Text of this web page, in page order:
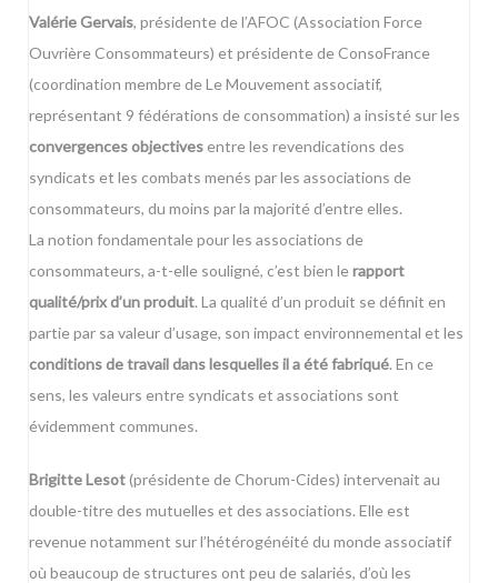
Valérie Gervais, présidente de l’AFOC (Association Force
Ouvrière Consommateurs) et présidente deConsoFrance
(coordination membre de Le Mouvement associatif,
représentant 9 fédérations de consommation) a insisté sur les
convergences objectives entre les revendications des
syndicats et les combats menés par les associations de
consommateurs, du moins par la majorité d’entre elles.
La notion fondamentale pour les associations de
consommateurs, a-t-elle souligné, c’est bien lerapport
qualité/prix d’un produit. La qualité d’un produit se définit en
partie par sa valeur d’usage, son impact environnemental et les
conditions de travail dans lesquelles il a été fabriqué. En ce
sens, les valeurs entre syndicats et associations sont
évidemment communes.
Brigitte Lesot(présidente deChorum-Cides) intervenait au
double-titre des mutuelles et des associations. Elle est
revenue notamment sur l’hétérogénéité du monde associatif
où beaucoup de structures ont peu de salariés, d’où les